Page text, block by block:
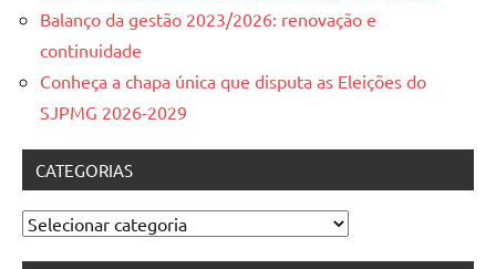
Balanço da gestão 2023/2026: renovação e
continuidade
Conheça a chapa única que disputa as Eleições do
SJPMG 2026-2029
CATEGORIAS
Categorias